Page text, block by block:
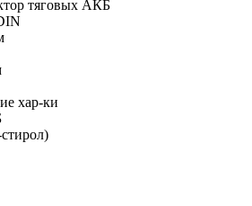
тяговых АКБ
хар-ки